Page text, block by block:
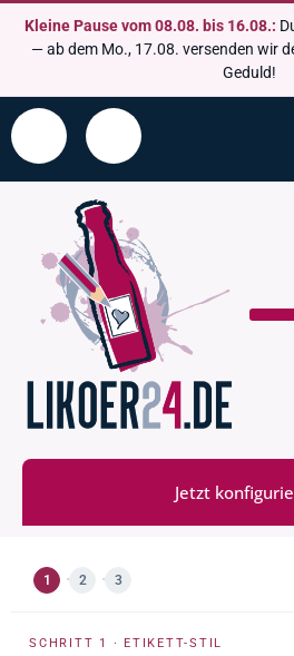
Kleine Pause vom 08.08. bis 16.08.:
— ab dem Mo., 17.08. versenden wir
Geduld!
Jetzt
1 2 3
SCHRITT 1 · ETIKETT-STIL